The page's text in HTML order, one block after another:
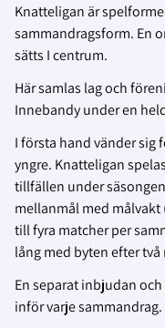
Knatteligan är
sammandragsform. En
sätts I centrum.
Här samlas lag och
Innebandy under en
I första hand vänder
yngre. Knatteligan
tillfällen under
mellanmål med målvakt
till fyra matcher per
lång med byten efter
En separat inbjudan
inför varje sammandrag.